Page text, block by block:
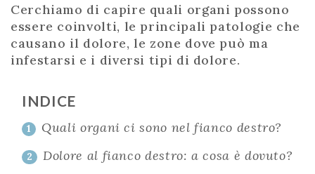
Cerchiamo di capire quali organi possono
essere coinvolti, le principali patologie che
causano il dolore, le zone dove può ma
infestarsi e i diversi tipi di dolore.
INDICE
1 Quali organi ci sono nel fianco destro?
2 Dolore al fianco destro: a cosa è dovuto?